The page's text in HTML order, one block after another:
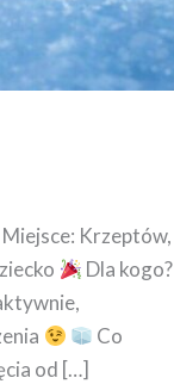
Miejsce: Krzeptów,
Dla kogo?
Co
od […]